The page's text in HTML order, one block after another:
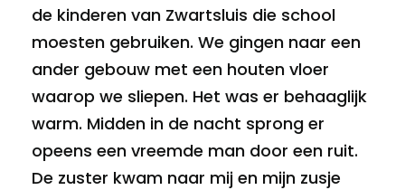
de kinderen van Zwartsluis die school
moesten gebruiken. We gingen naar een
ander gebouw met een houten vloer
waarop we sliepen. Het was er behaaglijk
warm. Midden in de nacht sprong er
opeens een vreemde man door een ruit.
De zuster kwam naar mij en mijn zusje